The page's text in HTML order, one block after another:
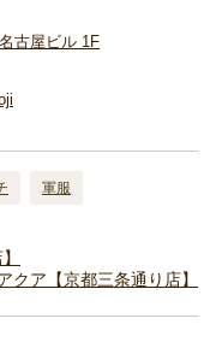
古屋ビル 1F
軍服
クア【京都三条通り店】